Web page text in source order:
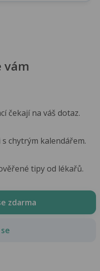
vám
čekají na váš dotaz.
chytrým kalendářem.
tipy od lékařů.
zdarma